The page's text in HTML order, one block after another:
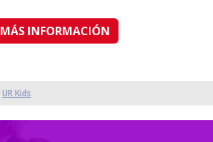
MÁS INFORMACIÓN
UR Kids